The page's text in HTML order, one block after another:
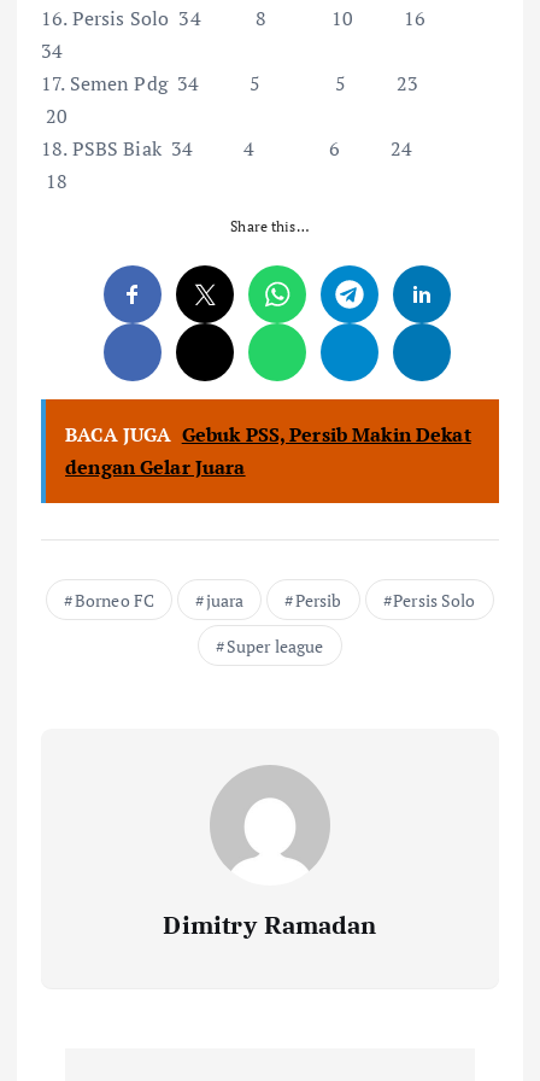
16. Persis Solo 34 8 10 16
34
17. Semen Pdg 34 5 5 23
20
18. PSBS Biak 34 4 6 24
18
Share this…
BACA JUGA Gebuk PSS, Persib Makin Dekat
dengan Gelar Juara
Borneo FC juara Persib
Persis Solo
Super league
Dimitry Ramadan